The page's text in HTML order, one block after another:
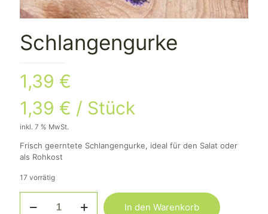
Schlangengurke
1,39 €
1,39 € / Stück
inkl. 7 % MwSt.
Frisch geerntete Schlangengurke, ideal für den Salat oder
als Rohkost
17 vorrätig
Menge
In den Warenkorb